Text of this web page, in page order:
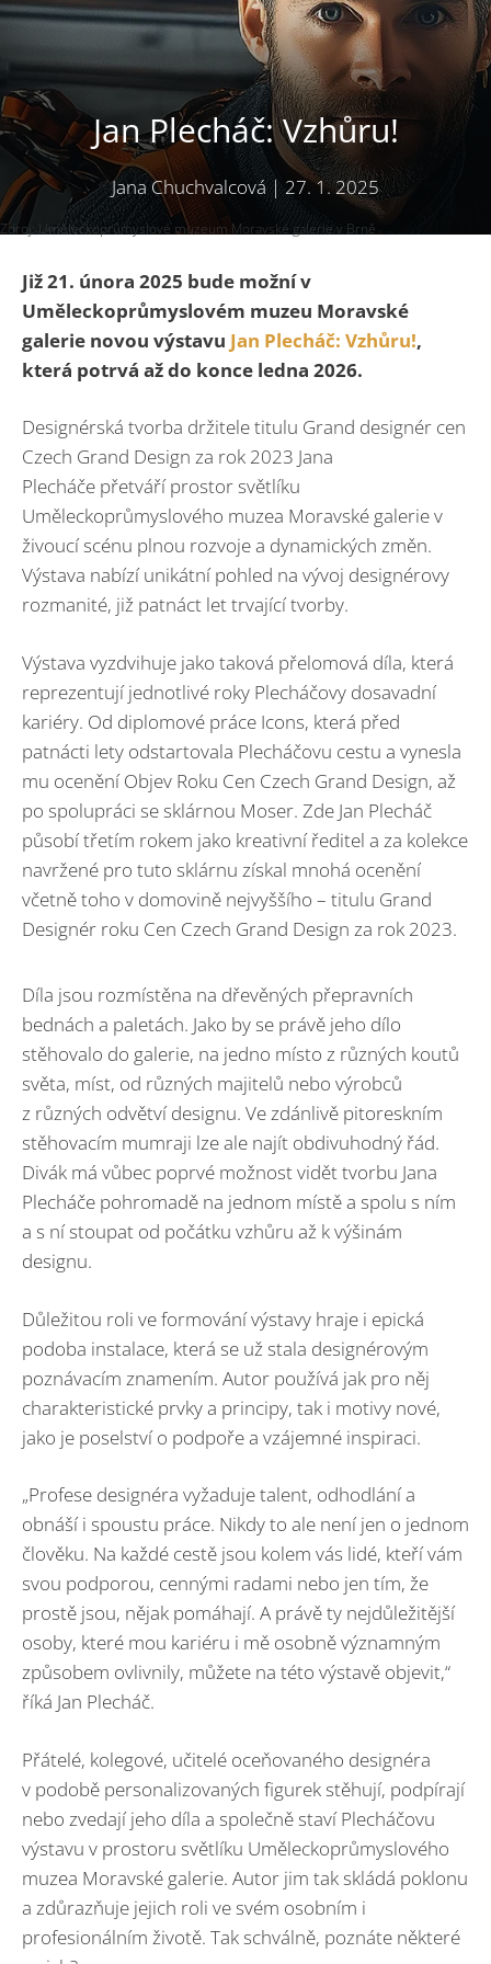
Jan Plecháč: Vzhůru!
Jana Chuchvalcová|27. 1. 2025
Zdroj: Uměleckoprůmyslové muzeum Moravské galerie v Brně
Již 21. února 2025 bude možní v
Uměleckoprůmyslovém muzeu Moravské
galerie novou výstavu Jan Plecháč: Vzhůru!,
která potrvá až do konce ledna 2026.
Designérská tvorba držitele titulu Grand designér cen
Czech Grand Design za rok 2023 Jana
Plecháče přetváří prostor světlíku
Uměleckoprůmyslového muzea Moravské galerie v
živoucí scénu plnou rozvoje a dynamických změn.
Výstava nabízí unikátní pohled na vývoj designérovy
rozmanité, již patnáct let trvající tvorby.
Výstava vyzdvihuje jako taková přelomová díla, která
reprezentují jednotlivé roky Plecháčovy dosavadní
kariéry. Od diplomové práce Icons, která před
patnácti lety odstartovala Plecháčovu cestu a vynesla
mu ocenění Objev Roku Cen Czech Grand Design, až
po spolupráci se sklárnou Moser. Zde Jan Plecháč
působí třetím rokem jako kreativní ředitel a za kolekce
navržené pro tuto sklárnu získal mnohá ocenění
včetně toho v domovině nejvyššího – titulu Grand
Designér roku Cen Czech Grand Design za rok 2023.
Díla jsou rozmístěna na dřevěných přepravních
bednách a paletách. Jako by se právě jeho dílo
stěhovalo do galerie, na jedno místo z různých koutů
světa, míst, od různých majitelů nebo výrobců
z různých odvětví designu. Ve zdánlivě pitoreskním
stěhovacím mumraji lze ale najít obdivuhodný řád.
Divák má vůbec poprvé možnost vidět tvorbu Jana
Plecháče pohromadě na jednom místě a spolu s ním
a s ní stoupat od počátku vzhůru až k výšinám
designu.
Důležitou roli ve formování výstavy hraje i epická
podoba instalace, která se už stala designérovým
poznávacím znamením. Autor používá jak pro něj
charakteristické prvky a principy, tak i motivy nové,
jako je poselství o podpoře a vzájemné inspiraci.
„Profese designéra vyžaduje talent, odhodlání a
obnáší i spoustu práce. Nikdy to ale není jen o jednom
člověku. Na každé cestě jsou kolem vás lidé, kteří vám
svou podporou, cennými radami nebo jen tím, že
prostě jsou, nějak pomáhají. A právě ty nejdůležitější
osoby, které mou kariéru i mě osobně významným
způsobem ovlivnily, můžete na této výstavě objevit,“
říká Jan Plecháč.
Přátelé, kolegové, učitelé oceňovaného designéra
v podobě personalizovaných figurek stěhují, podpírají
nebo zvedají jeho díla a společně staví Plecháčovu
výstavu v prostoru světlíku Uměleckoprůmyslového
muzea Moravské galerie. Autor jim tak skládá poklonu
a zdůrazňuje jejich roli ve svém osobním i
profesionálním životě. Tak schválně, poznáte některé